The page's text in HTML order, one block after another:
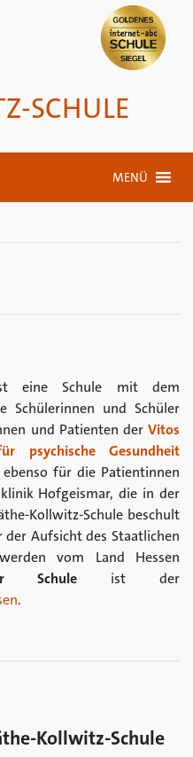
SCHULE
MENÜ
eine Schule mit dem
Schülerinnen und Schüler
und Patienten der Vitos
psychische Gesundheit
für die Patientinnen
Hofgeismar, die in der
Kollwitz-Schule beschult
Aufsicht des Staatlichen
vom Land Hessen
Schule ist der
.
Kollwitz-Schule